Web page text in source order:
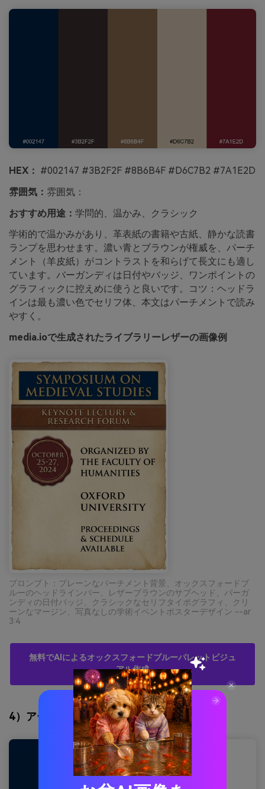
HEX： #002147 #3B2F2F #8B6B4F #D6C7B2 #7A1E2D
雰囲気： 雰囲気：
おすすめ用途： 学問的、温かみ、クラシック
学術的で温かみがあり、革表紙の書籍や古紙、静かな読書
ランプを思わせます。濃い青とブラウンが権威を、パーチ
メント（羊皮紙）がコントラストを和らげて長文にも適し
ています。バーガンディは日付やバッジ、ワンポイントの
グラフィックに控えめに使うと良いです。コツ：ヘッドラ
インは最も濃い色でセリフ体、本文はパーチメントで読み
やすく。
media.ioで生成されたライブラリーレザーの画像例
プロンプト：プレーンなパーチメント背景、オックスフォードブ
ルーのヘッドラインバー、レザーブラウンのサブヘッド、バーガ
ンディの日付バッジ、クラシックなセリフタイポグラフィ、クリ
ーンなマージン、写真なしの学術イベントポスターデザイン --ar
3:4
無料でAIによるオックスフォードブルーパレットビジュ
アル作成
4）アークティックミニマル